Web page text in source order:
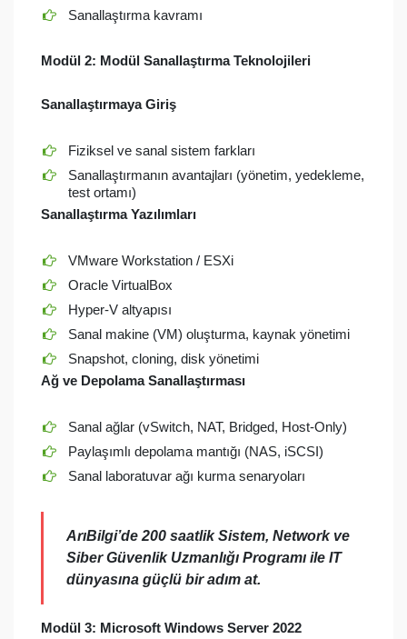
Sanallaştırma kavramı
Modül 2: Modül Sanallaştırma Teknolojileri
Sanallaştırmaya Giriş
Fiziksel ve sanal sistem farkları
Sanallaştırmanın avantajları (yönetim, yedekleme,
test ortamı)
Sanallaştırma Yazılımları
VMware Workstation / ESXi
Oracle VirtualBox
Hyper-V altyapısı
Sanal makine (VM) oluşturma, kaynak yönetimi
Snapshot, cloning, disk yönetimi
Ağ ve Depolama Sanallaştırması
Sanal ağlar (vSwitch, NAT, Bridged, Host-Only)
Paylaşımlı depolama mantığı (NAS, iSCSI)
Sanal laboratuvar ağı kurma senaryoları
ArıBilgi’de 200 saatlikSistem, Network ve
Siber Güvenlik Uzmanlığı Programı ile IT
dünyasına güçlü bir adım at.
Modül 3: Microsoft Windows Server 2022